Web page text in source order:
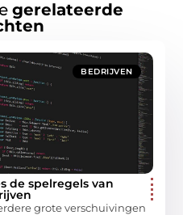
gerelateerde
BEDRIJVEN
de spelregels van
grote verschuivingen